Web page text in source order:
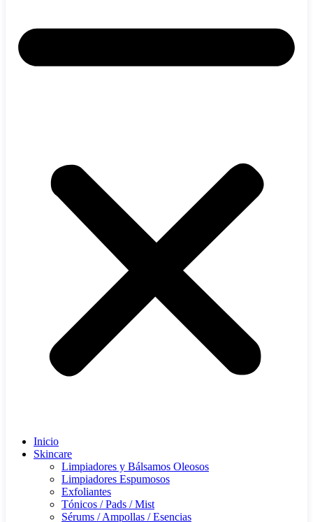
Inicio
Skincare
Limpiadores y Bálsamos Oleosos
Limpiadores Espumosos
Exfoliantes
Tónicos / Pads / Mist
Sérums / Ampollas / Esencias